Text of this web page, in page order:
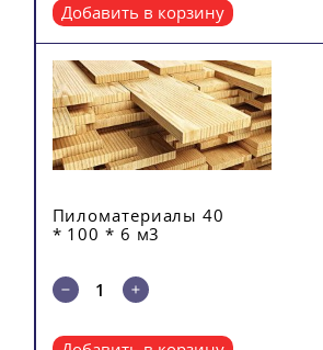
Добавить в корзину
Пиломатериалы 40
* 100 * 6 м3